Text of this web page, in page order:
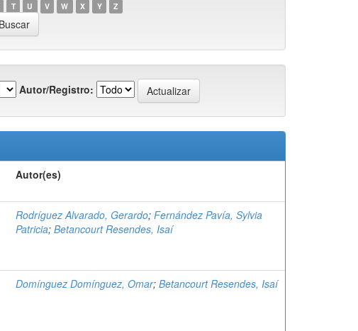
T U V W X Y Z
Autor/Registro:
Autor(es)
Rodríguez Alvarado, Gerardo; Fernández Pavía, Sylvia
Patricia; Betancourt Resendes, Isaí
Domínguez Domínguez, Omar; Betancourt Resendes, Isaí